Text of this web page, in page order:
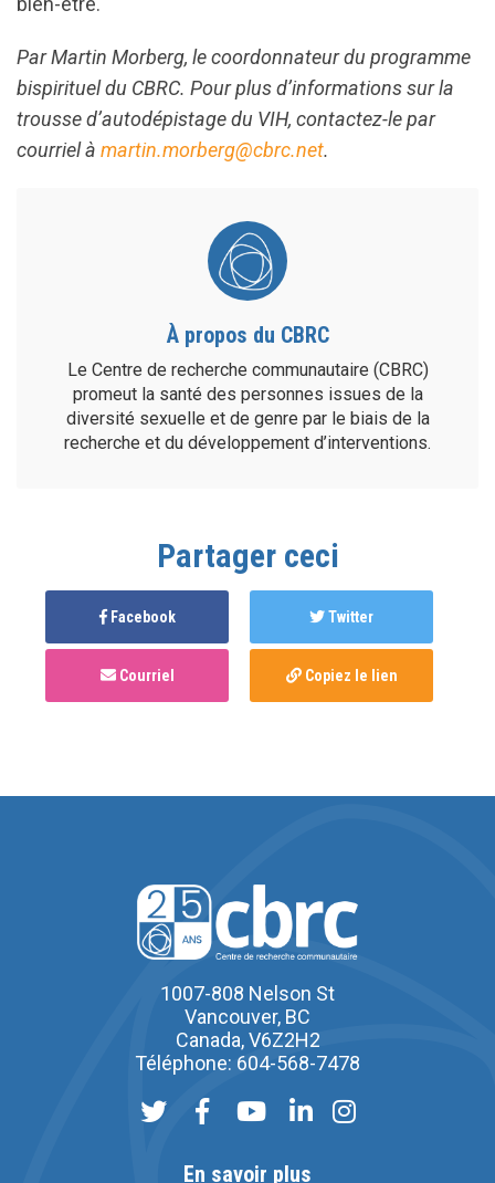
Par Martin Morberg, le coordonnateur du programme
bispirituel du CBRC. Pour plus d’informations sur la
trousse d’autodépistage du VIH, contactez-le par
courriel à martin.morberg@cbrc.net.
À propos du CBRC
Le Centre de recherche communautaire (CBRC)
promeut la santé des personnes issues de la
diversité sexuelle et de genre par le biais de la
recherche et du développement d’interventions.
Partager ceci
Facebook Twitter
Courriel Copiez le lien
1007-808 Nelson St
Vancouver, BC
Canada, V6Z2H2
Téléphone: 604-568-7478
En savoir plus